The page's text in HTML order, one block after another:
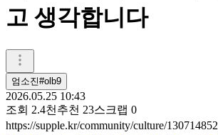
고 생각합니다
엄소진#olb9
2026.05.25 10:43
조회 2.4천 추천 23스크랩 0
https://supple.kr/community/culture/130714852